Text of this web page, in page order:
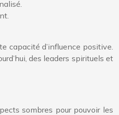
capacité d’influence positive.
des leaders spirituels et
sombres pour pouvoir les